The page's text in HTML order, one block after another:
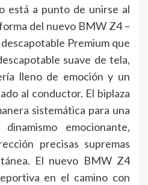
está a punto de unirse al
del nuevo BMW Z4 –
Premium que
suave de tela,
lleno de emoción y un
al conductor. El biplaza
sistemática para una
emocionante,
precisas supremas
El nuevo BMW Z4
en el camino con